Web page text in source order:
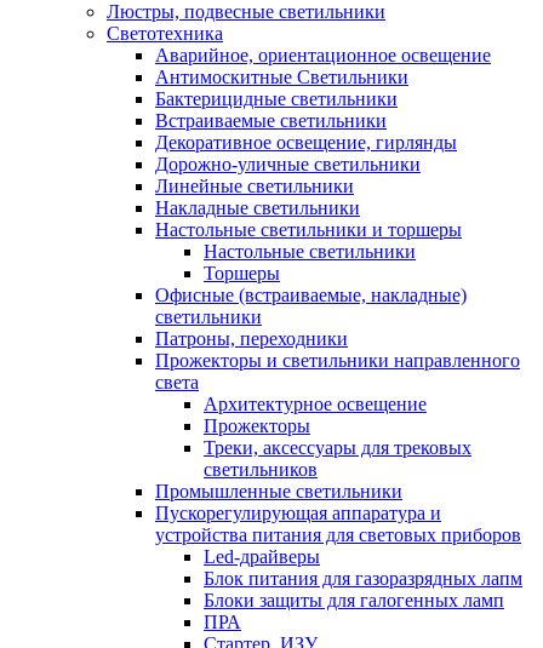
Люстры, подвесные светильники
Светотехника
Аварийное, ориентационное освещение
Антимоскитные Светильники
Бактерицидные светильники
Встраиваемые светильники
Декоративное освещение, гирлянды
Дорожно-уличные светильники
Линейные светильники
Накладные светильники
Настольные светильники и торшеры
Настольные светильники
Торшеры
Офисные (встраиваемые, накладные)
светильники
Патроны, переходники
Прожекторы и светильники направленного
света
Архитектурное освещение
Прожекторы
Треки, аксессуары для трековых
светильников
Промышленные светильники
Пускорегулирующая аппаратура и
устройства питания для световых приборов
Led-драйверы
Блок питания для газоразрядных лапм
Блоки защиты для галогенных ламп
ПРА
Стартер, ИЗУ